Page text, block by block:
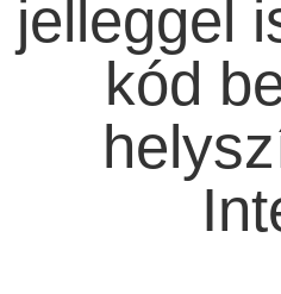
jelleggel
kód